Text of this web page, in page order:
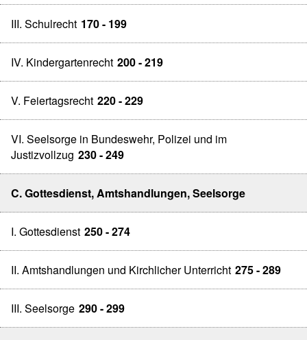
III. Schulrecht 170 - 199
IV. Kindergartenrecht 200 - 219
V. Feiertagsrecht 220 - 229
VI. Seelsorge in Bundeswehr, Polizei und im
Justizvollzug 230 - 249
C. Gottesdienst, Amtshandlungen, Seelsorge
I. Gottesdienst 250 - 274
II. Amtshandlungen und Kirchlicher Unterricht 275 - 289
III. Seelsorge 290 - 299